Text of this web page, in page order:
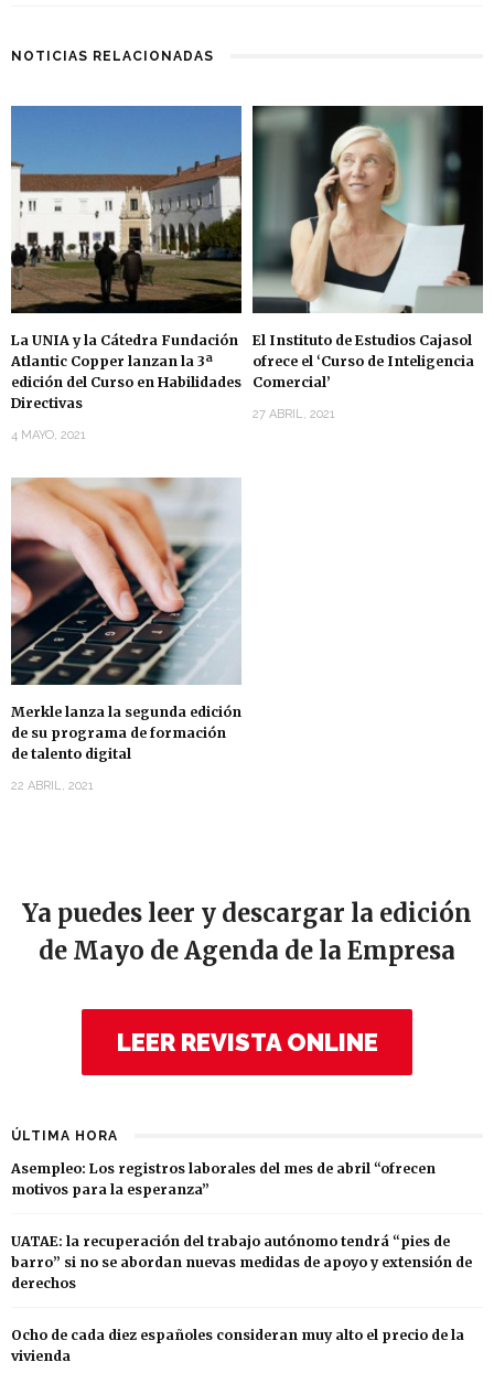
NOTICIAS RELACIONADAS
La UNIA y la Cátedra Fundación
Atlantic Copper lanzan la 3ª
edición del Curso en Habilidades
Directivas
4 MAYO, 2021
El Instituto de Estudios Cajasol
ofrece el ‘Curso de Inteligencia
Comercial’
27 ABRIL, 2021
Merkle lanza la segunda edición
de su programa de formación
de talento digital
22 ABRIL, 2021
Ya puedes leer y descargar la edición
de Mayo de Agenda de la Empresa
LEER REVISTA ONLINE
ÚLTIMA HORA
Asempleo: Los registros laborales del mes de abril “ofrecen
motivos para la esperanza”
UATAE: la recuperación del trabajo autónomo tendrá “pies de
barro” si no se abordan nuevas medidas de apoyo y extensión de
derechos
Ocho de cada diez españoles consideran muy alto el precio de la
vivienda